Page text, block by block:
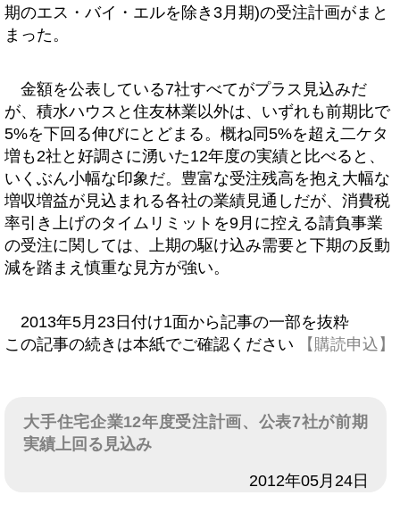
期のエス・バイ・エルを除き3月期)の受注計画がまと
まった。
金額を公表している7社すべてがプラス見込みだ
が、積水ハウスと住友林業以外は、いずれも前期比で
5%を下回る伸びにとどまる。概ね同5%を超え二ケタ
増も2社と好調さに湧いた12年度の実績と比べると、
いくぶん小幅な印象だ。豊富な受注残高を抱え大幅な
増収増益が見込まれる各社の業績見通しだが、消費税
率引き上げのタイムリミットを9月に控える請負事業
の受注に関しては、上期の駆け込み需要と下期の反動
減を踏まえ慎重な見方が強い。
2013年5月23日付け1面から記事の一部を抜粋
この記事の続きは本紙でご確認ください
【購読申込】
大手住宅企業12年度受注計画、公表7社が前期
実績上回る見込み
2012年05月24日